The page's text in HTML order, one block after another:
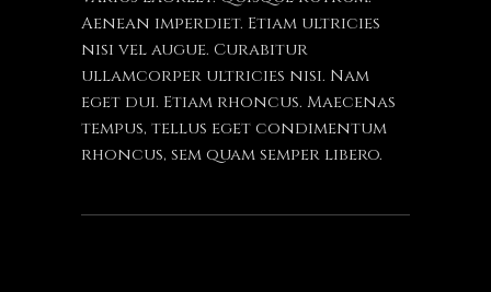
Aenean imperdiet. Etiam ultricies
nisi vel augue. Curabitur
ullamcorper ultricies nisi. Nam
eget dui. Etiam rhoncus. Maecenas
tempus, tellus eget condimentum
rhoncus, sem quam semper libero.